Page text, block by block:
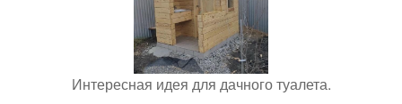
Интересная идея для дачного туалета.